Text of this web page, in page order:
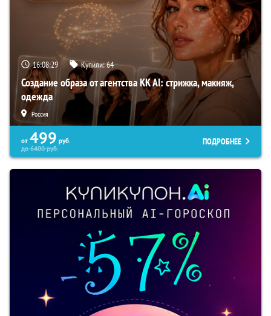
16:08:28 Купили:64
Создание образа от агентства KK AI: стрижка, макияж,
одежда
Россия
от 499 руб.
до6400руб.
ПОДРОБНЕЕ